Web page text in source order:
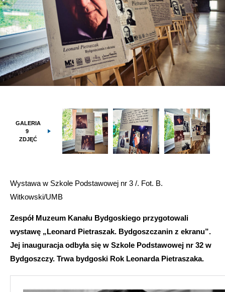
GALERIA
9
ZDJĘĆ
Wystawa w Szkole Podstawowej nr 3 /. Fot. B.
Witkowski/UMB
Zespół Muzeum Kanału Bydgoskiego przygotowali
wystawę „Leonard Pietraszak. Bydgoszczanin z ekranu”.
Jej inauguracja odbyła się w Szkole Podstawowej nr 32 w
Bydgoszczy. Trwa bydgoski Rok Leonarda Pietraszaka.